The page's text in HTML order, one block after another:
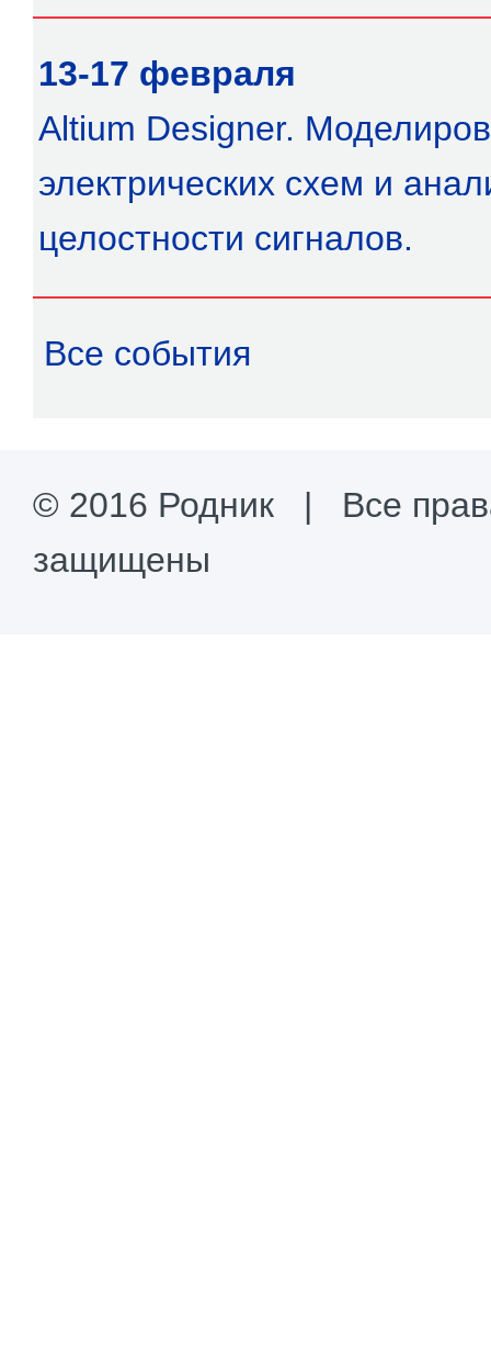
13-17 февраля
Altium Designer.
электрических схем и
целостности сигналов.
Все события
© 2016 Родник | Все
защищены